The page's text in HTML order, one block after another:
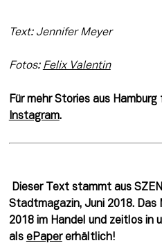
Text: Jennifer Meyer
Fotos: Felix Valentin
Für mehr Stories aus
Instagram.
Dieser Text stammt aus
Stadtmagazin, Juni 2018. Das
2018 im Handel und zeitlos in
als ePapererhältlich!